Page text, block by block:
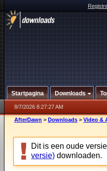
Startpagina Downloads
8/7/2026 8:27:27 AM
AfterDawn > Downloads > Video &
Dit is een oude
versie) downloaden.